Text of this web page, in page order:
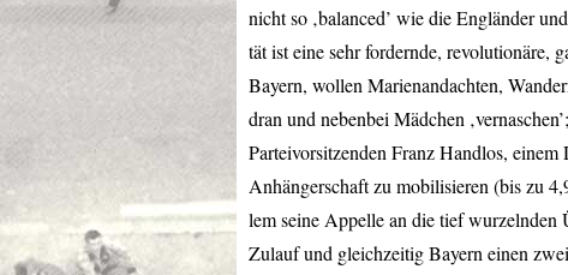
nicht so ‚balanced’ wie die Engländer
tät ist eine sehr fordernde,
Bayern, wollen Marienandachten,
dran und nebenbei Mädchen
Parteivorsitzenden Franz Handlos,
Anhängerschaft zu mobilisieren (bis zu
lem seine Appelle an die tief wurzelnden
Zulauf und gleichzeitig Bayern einen